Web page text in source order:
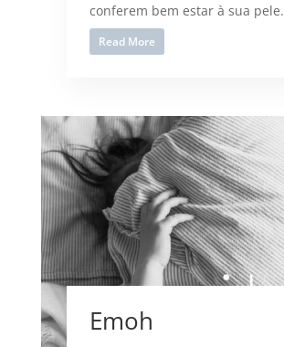
conferem bem estar à sua pele.
Read More
Emoh